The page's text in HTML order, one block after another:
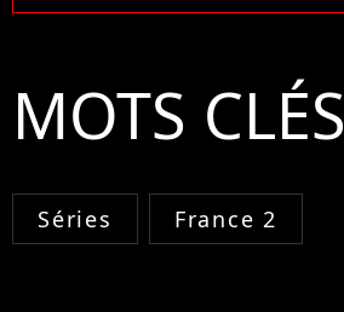
MOTS CLÉS
Séries France 2